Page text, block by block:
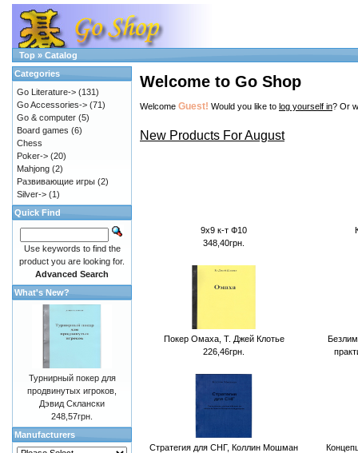
Top » Catalog
Welcome to Go Shop
Welcome Guest! Would you like to log yourself in? Or
New Products For August
9х9 к-т Ф10
348,40грн.
Покер Омаха, Т. Джей Клотье
226,46грн.
Стратегия для СНГ, Коллин Мошман
Categories
Go Literature-> (131)
Go Accessories-> (71)
Go & computer (5)
Board games (6)
Chess
Poker-> (20)
Mahjong (2)
Развивающие игры (2)
Silver-> (1)
Quick Find
Use keywords to find the
product you are looking for.
Advanced Search
What's New?
Турнирный покер для
продвинутых игроков,
Дэвид Склански
248,57грн.
Manufacturers